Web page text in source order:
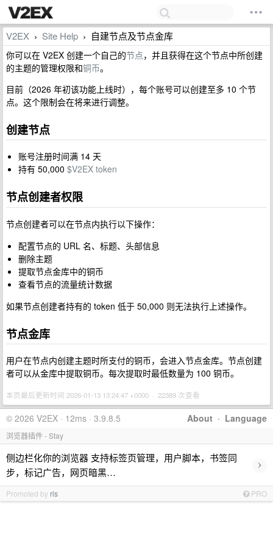
V2EX › Site Help › 自建节点及节点金库
你可以在 V2EX 创建一个自己的节点，并且获得在这个节点中所创建
的主题的管理权限和铜币。
目前（2026 年初该功能上线时），每个账号可以创建至多 10 个节
点。这个限制会在将来进行调整。
创建节点
账号注册时间满 14 天
持有 50,000 $V2EX token
节点创建者权限
节点创建者可以在节点内执行以下操作：
配置节点的 URL 名、标题、头部信息
删除主题
提取节点金库中的铜币
查看节点的流量统计数据
如果节点创建者持有的 token 低于 50,000 则无法执行上述操作。
节点金库
用户在节点内创建主题时所支付的铜币，会进入节点金库。节点创建
者可以从金库中提取铜币。每次提取时最低数量为 100 铜币。
本页最后更新时间 2026-01-13 13:24:47 +0000 · 22389 次查看
About · Language
© 2026 V2EX · 12ms · 3.9.8.5
浏览器插件 - Stay
侧边栏化你的浏览器 支持标签页管理，用户脚本，书签同
步，标记广告，网页暗黑…
›
Promoted by ris PRO